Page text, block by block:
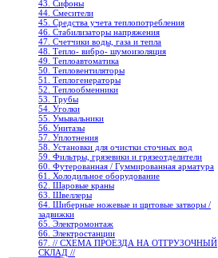
43. Сифоны
44. Смесители
45. Средства учета теплопотребления
46. Стабилизаторы напряжения
47. Счетчики воды, газа и тепла
48. Тепло- вибро- шумоизоляция
49. Теплоавтоматика
50. Тепловентиляторы
51. Теплогенераторы
52. Теплообменники
53. Трубы
54. Уголки
55. Умывальники
56. Унитазы
57. Уплотнения
58. Установки для очистки сточных вод
59. Фильтры, грязевики и грязеотделители
60. Футерованная / Гуммированная арматура
61. Холодильное oборудование
62. Шаровые краны
63. Швеллеры
64. Шиберные ножевые и щитовые затворы /
задвижки
65. Электромонтаж
66. Электростанции
67. // СХЕМА ПРОЕЗДА НА ОТГРУЗОЧНЫЙ
СКЛАД //